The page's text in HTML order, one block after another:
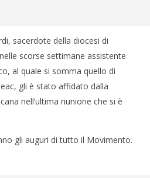
sacerdote della diocesi di
scorse settimane assistente
al quale si somma quello di
gli è stato affidato dalla
nell’ultima riunione che si è
gli auguri di tutto il Movimento.